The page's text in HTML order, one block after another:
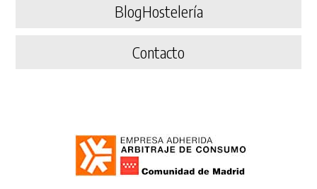
BlogHostelería
Contacto